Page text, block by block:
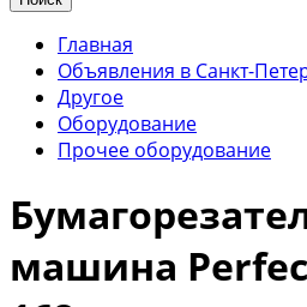
Главная
Объявления в Санкт-
Другое
Оборудование
Прочее оборудование
машина